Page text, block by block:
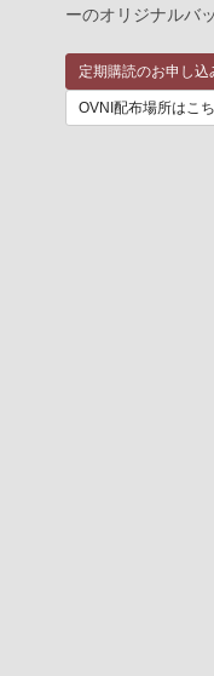
ーのオリジナルバ
定期購読のお申し込
OVNI配布場所はこ